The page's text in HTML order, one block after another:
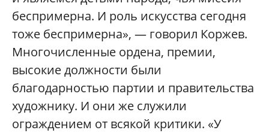
беспримерна. И роль искусства сегодня
тоже беспримерна», — говорил Коржев.
Многочисленные ордена, премии,
высокие должности были
благодарностью партии и правительства
художнику. И они же служили
ограждением от всякой критики. «У